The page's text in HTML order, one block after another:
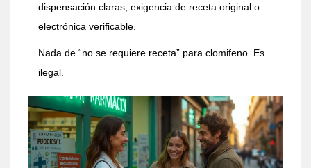
dispensación claras, exigencia de receta original o
electrónica verificable.
Nada de “no se requiere receta” para clomifeno. Es
ilegal.